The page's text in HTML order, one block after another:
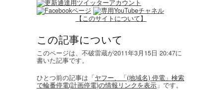
【このサイトについて】
この記事について
このページは、不破雷蔵が2011年3月15日 20:47に
書いた記事です。
ひとつ前の記事は「ヤフー、「(地域名) 停電」検索
で輪番停電(計画停電)の情報リンクを表示 」です。